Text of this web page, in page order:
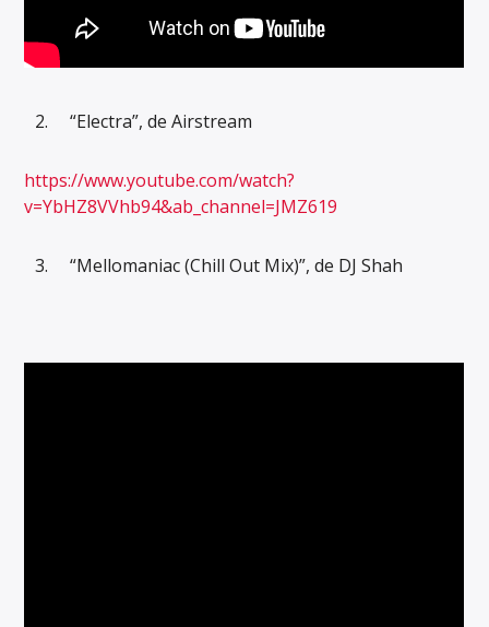
“Electra”, de Airstream
https://www.youtube.com/watch?
v=YbHZ8VVhb94&ab_channel=JMZ619
“Mellomaniac (Chill Out Mix)”, de DJ Shah